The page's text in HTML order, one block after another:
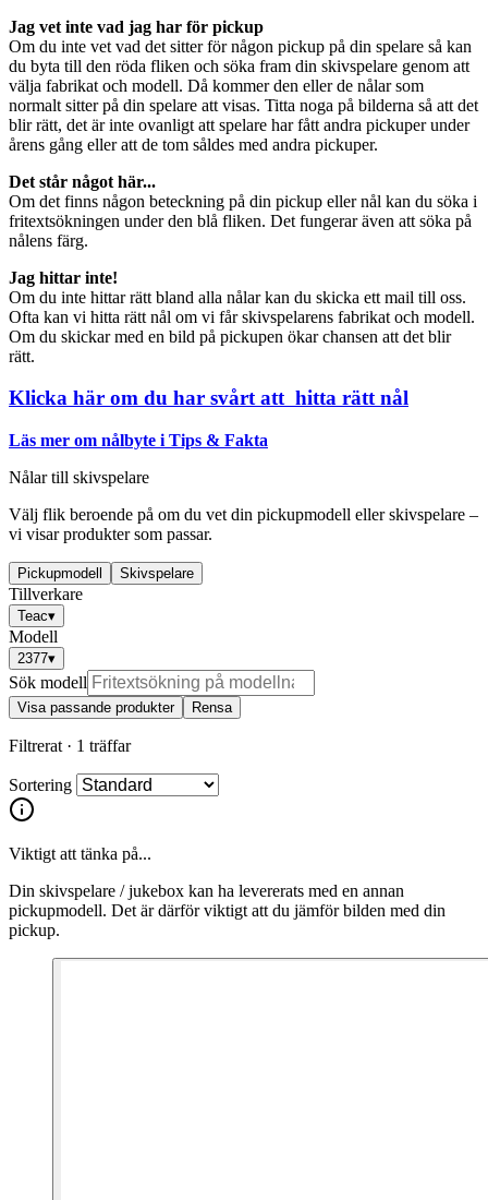
Jag vet inte vad jag har för pickup
Om du inte vet vad det sitter för någon pickup på din spelare så kan
du byta till den röda fliken och söka fram din skivspelare genom att
välja fabrikat och modell. Då kommer den eller de nålar som
normalt sitter på din spelare att visas. Titta noga på bilderna så att det
blir rätt, det är inte ovanligt att spelare har fått andra pickuper under
årens gång eller att de tom såldes med andra pickuper.
Det står något här...
Om det finns någon beteckning på din pickup eller nål kan du söka i
fritextsökningen under den blå fliken. Det fungerar även att söka på
nålens färg.
Jag hittar inte!
Om du inte hittar rätt bland alla nålar kan du skicka ett mail till oss.
Ofta kan vi hitta rätt nål om vi får skivspelarens fabrikat och modell.
Om du skickar med en bild på pickupen ökar chansen att det blir
rätt.
Klicka här om du har svårt att hitta rätt nål
Läs mer om nålbyte i Tips & Fakta
Nålar till skivspelare
Välj flik beroende på om du vet din pickupmodell eller skivspelare –
vi visar produkter som passar.
Pickupmodell Skivspelare
Tillverkare
Teac▾
Modell
2377▾
Sök modell
Visa passande produkter Rensa
Filtrerat · 1 träffar
Sortering
Viktigt att tänka på...
Din skivspelare / jukebox kan ha levererats med en annan
pickupmodell. Det är därför viktigt att du jämför bilden med din
pickup.